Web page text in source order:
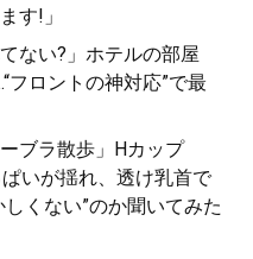
す!」
ない?」ホテルの部屋
フロントの神対応”で最
ブラ散歩」Hカップ
いが揺れ、透け乳首で
くない”のか聞いてみた